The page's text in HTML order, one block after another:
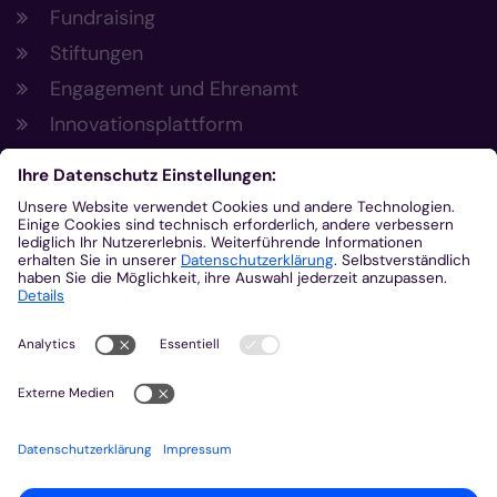
Fundraising
Stiftungen
Engagement und Ehrenamt
Innovationsplattform
Aus der Plattform
Nachrichten
Veranstaltungen
Gottesdienste
Stellenangebote
Kirchenzeitung
Amtsblatt (Kirchlicher Anzeiger)
Rechtsdatenbank
Meldestelle gemäß Hinweisgeberschutzgesetz